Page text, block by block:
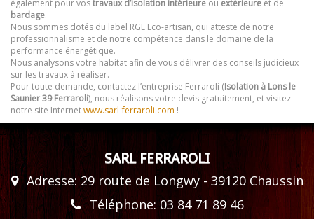
également pour vostravaux d’isolation intérieure ou extérieure et de
bardage.
Nous sommes dotés du label RGE Eco-artisan, qui atteste de notre
professionnalisme et de notre compétence dans le domaine de la
performance énergétique.
Nous analysons votre habitat afin de vous délivrer des conseils judicieux
sur les travaux à réaliser.
Pour toute demande, contactez l’entreprise Ferraroli (Isolation à Lons le
Saunier 39 Ferraroli), nous réalisons votre devis gratuitement, et visitez
notre site Internetwww.sarl-ferraroli.com !
SARL FERRAROLI
Adresse: 29 route de Longwy - 39120 Chaussin
Téléphone: 03 84 71 89 46